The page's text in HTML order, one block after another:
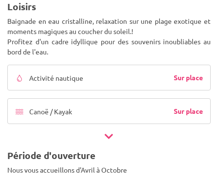
Loisirs
Baignade en eau cristalline, relaxation sur une plage exotique et
moments magiques au coucher du soleil.!
Profitez d'un cadre idyllique pour des souvenirs inoubliables au
bord de l'eau.
Activité nautique Sur place
Canoë / Kayak Sur place
Période d'ouverture
Nous vous accueillons d'Avril à Octobre